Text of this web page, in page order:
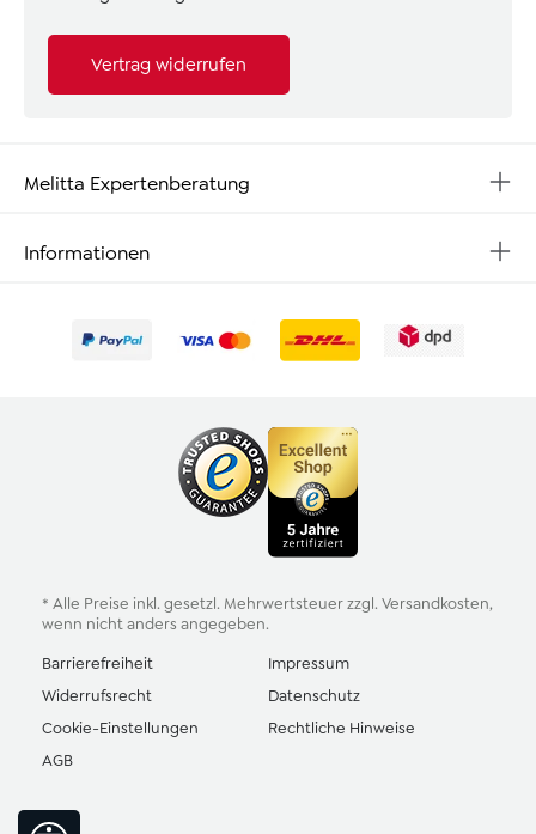
Vertrag widerrufen
Melitta Expertenberatung
Informationen
* Alle Preise inkl. gesetzl. Mehrwertsteuer zzgl. Versandkosten,
wenn nicht anders angegeben.
Barrierefreiheit
Impressum
Widerrufsrecht
Datenschutz
Cookie-Einstellungen
Rechtliche Hinweise
AGB